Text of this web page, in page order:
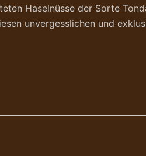
Haselnüsse der Sorte
unvergesslichen und